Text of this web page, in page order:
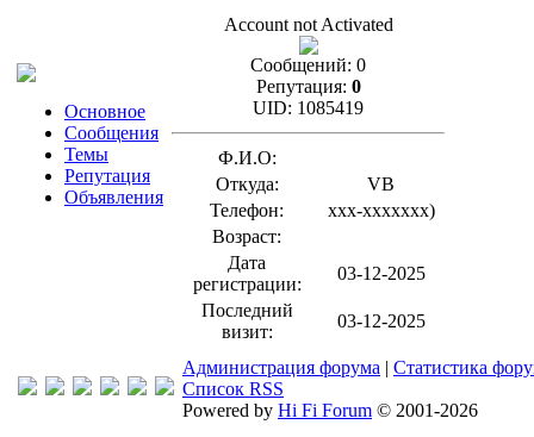
Основное
Сообщения
Темы
Репутация
Объявления
Account not Activated
Сообщений: 0
Репутация: 0
UID: 1085419
Ф.И.О:
Откуда:
VB
Телефон:
xxx-xxxxxxx)
Возраст:
Дата
регистрации:
03-12-2025
Последний
визит:
03-12-2025
Администрация форума | Статистика
Список RSS
Powered by Hi Fi Forum © 2001-2026